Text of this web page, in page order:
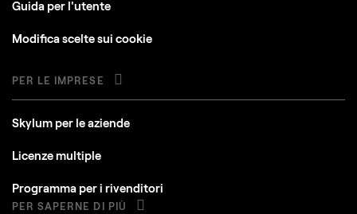
Guida per l'utente
Modifica scelte sui cookie
PER LE IMPRESE
Skylum per le aziende
Licenze multiple
Programma per i rivenditori
PER SAPERNE DI PIÙ